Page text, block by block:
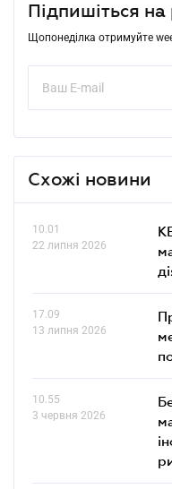
Підпишіться на
Щопонеділка отримуйте
Схожі новини
10.01
22 липня 2026
17.09
13 липня 2026
10.55
3 червня 2026